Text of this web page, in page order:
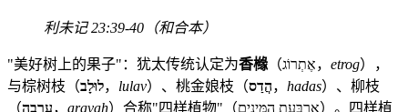
利未记 23:39-40（和合本）
"美好树上的果子"：犹太传统认定为香橼 （אֶתְרוֹג， etrog），
与棕树枝（לוּלָב， lulav）、桃金娘枝（הֲדַס， hadas）、柳枝
（עֲרָבָה， aravah）合称"四样植物"（אַרְבָּעַת הַמִּינִים）。四样植